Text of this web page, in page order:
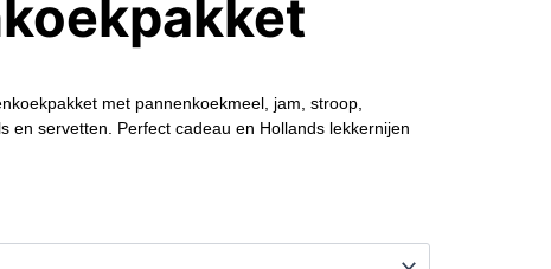
met pannenkoekmeel, jam, stroop,
en servetten. Perfect cadeau en Hollands lekkernijen